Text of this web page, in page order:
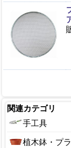
関連カテゴリ
手工具
斧 植木鉢・プ